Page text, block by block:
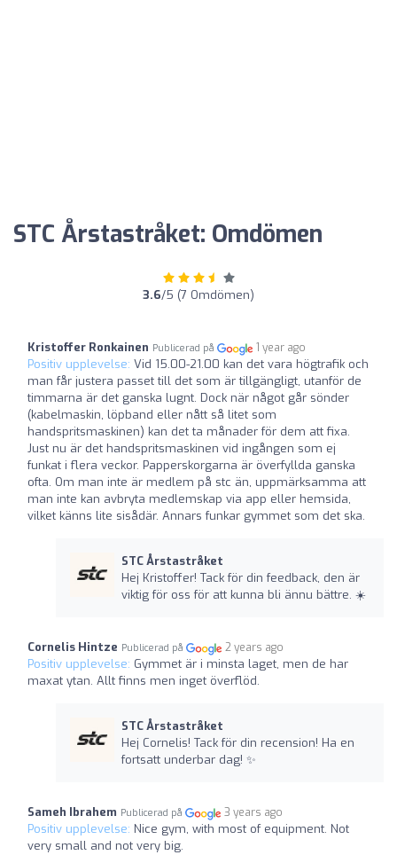
STC Årstastråket: Omdömen
3.6/5 (7 Omdömen)
Kristoffer Ronkainen Publicerad på 1 year ago
Positiv upplevelse: Vid 15.00-21.00 kan det vara högtrafik och
man får justera passet till det som är tillgängligt, utanför de
timmarna är det ganska lugnt. Dock när något går sönder
(kabelmaskin, löpband eller nått så litet som
handspritsmaskinen) kan det ta månader för dem att fixa.
Just nu är det handspritsmaskinen vid ingången som ej
funkat i flera veckor. Papperskorgarna är överfyllda ganska
ofta. Om man inte är medlem på stc än, uppmärksamma att
man inte kan avbryta medlemskap via app eller hemsida,
vilket känns lite sisådär. Annars funkar gymmet som det ska.
STC Årstastråket
Hej Kristoffer! Tack för din feedback, den är
viktig för oss för att kunna bli ännu bättre. ☀️
Cornelis Hintze Publicerad på 2 years ago
Positiv upplevelse: Gymmet är i minsta laget, men de har
maxat ytan. Allt finns men inget överflöd.
STC Årstastråket
Hej Cornelis! Tack för din recension! Ha en
fortsatt underbar dag! ✨
Sameh Ibrahem Publicerad på 3 years ago
Positiv upplevelse: Nice gym, with most of equipment. Not
very small and not very big.